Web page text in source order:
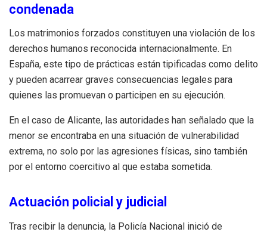
condenada
Los matrimonios forzados constituyen una violación de los
derechos humanos reconocida internacionalmente. En
España, este tipo de prácticas están tipificadas como delito
y pueden acarrear graves consecuencias legales para
quienes las promuevan o participen en su ejecución.
En el caso de Alicante, las autoridades han señalado que la
menor se encontraba en una situación de vulnerabilidad
extrema, no solo por las agresiones físicas, sino también
por el entorno coercitivo al que estaba sometida.
Actuación policial y judicial
Tras recibir la denuncia, la Policía Nacional inició de